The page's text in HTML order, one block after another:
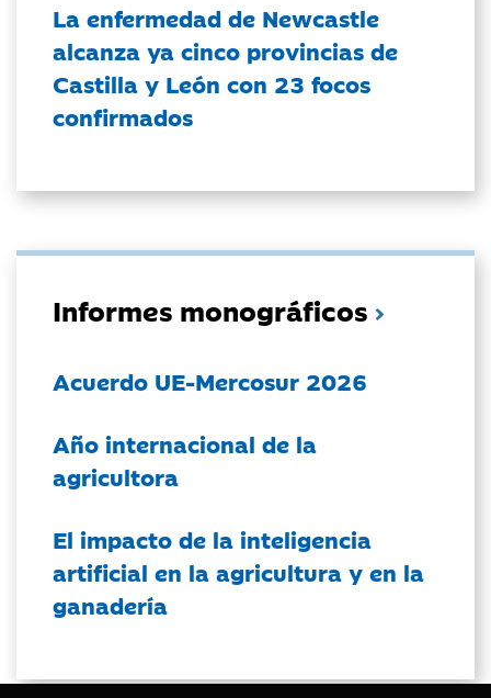
La enfermedad de Newcastle
alcanza ya cinco provincias de
Castilla y León con 23 focos
confirmados
Informes monográficos
Acuerdo UE-Mercosur 2026
Año internacional de la
agricultora
El impacto de la inteligencia
artificial en la agricultura y en la
ganadería